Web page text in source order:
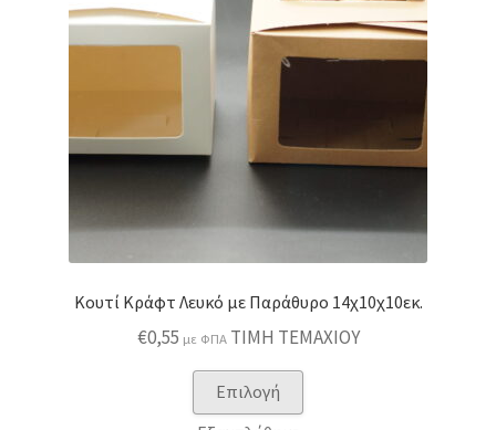
μπορούν
να
του
Κουτί Κράφτ Λευκό με Παράθυρο 14χ10χ10εκ.
€0,55 με ΦΠΑ ΤΙΜΗ ΤΕΜΑΧΙΟΥ
Επιλογή
το